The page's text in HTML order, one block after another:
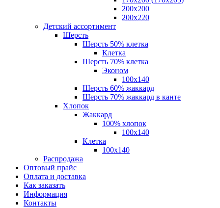
200х200
200х220
Детский ассортимент
Шерсть
Шерсть 50% клетка
Клетка
Шерсть 70% клетка
Эконом
100x140
Шерсть 60% жаккард
Шерсть 70% жаккард в канте
Хлопок
Жаккард
100% хлопок
100x140
Клетка
100х140
Распродажа
Оптовый прайс
Оплата и доставка
Как заказать
Информация
Контакты